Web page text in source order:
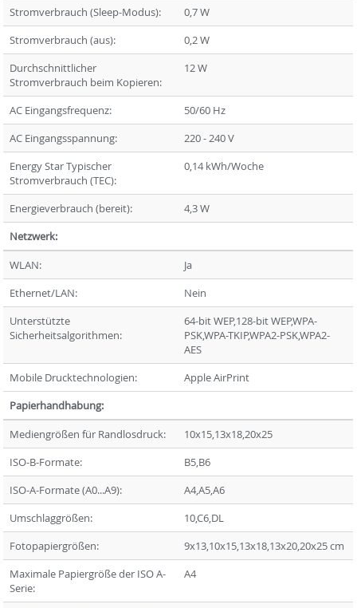
Stromverbrauch (Sleep-Modus):
0,7 W
Stromverbrauch (aus):
0,2 W
Durchschnittlicher
Stromverbrauch beim Kopieren:
12 W
AC Eingangsfrequenz:
50/60 Hz
AC Eingangsspannung:
220 - 240 V
Energy Star Typischer
Stromverbrauch (TEC):
0,14 kWh/Woche
Energieverbrauch (bereit):
4,3 W
Netzwerk:
WLAN:
Ja
Ethernet/LAN:
Nein
Unterstützte
Sicherheitsalgorithmen:
64-bit WEP,128-bit WEP,WPA-
PSK,WPA-TKIP,WPA2-PSK,WPA2-
AES
Mobile Drucktechnologien:
Apple AirPrint
Papierhandhabung:
Mediengrößen für Randlosdruck:
10x15,13x18,20x25
ISO-B-Formate:
B5,B6
ISO-A-Formate (A0...A9):
A4,A5,A6
Umschlaggrößen:
10,C6,DL
Fotopapiergrößen:
9x13,10x15,13x18,13x20,20x25 cm
Maximale Papiergröße der ISO A-
Serie:
A4